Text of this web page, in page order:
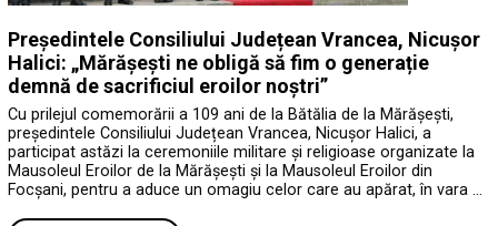
Președintele Consiliului Județean Vrancea, Nicușor
Halici: „Mărășești ne obligă să fim o generație
demnă de sacrificiul eroilor noștri”
Cu prilejul comemorării a 109 ani de la Bătălia de la Mărășești,
președintele Consiliului Județean Vrancea, Nicușor Halici, a
participat astăzi la ceremoniile militare și religioase organizate la
Mausoleul Eroilor de la Mărășești și la Mausoleul Eroilor din
Focșani, pentru a aduce un omagiu celor care au apărat, în vara …